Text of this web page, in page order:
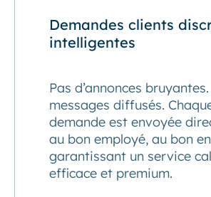
Demandes clients
intelligentes
Pas d’annonces
messages diffusés.
demande est envoyée
au bon employé, au bon
garantissant un service
efficace et premium.